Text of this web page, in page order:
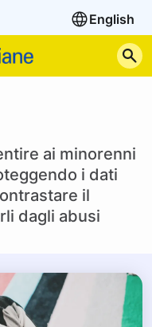
English
ai minorenni
i dati
il
dagli abusi